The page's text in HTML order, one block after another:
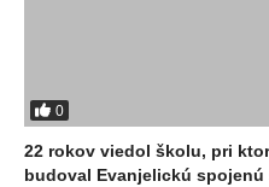
0
22 rokov viedol školu, pri
budoval Evanjelickú